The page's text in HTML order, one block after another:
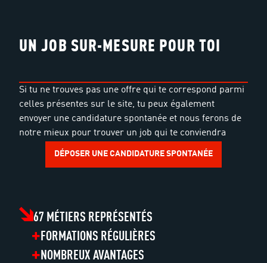
UN JOB SUR-MESURE POUR TOI
Si tu ne trouves pas une offre qui te correspond parmi
celles présentes sur le site, tu peux également
envoyer une candidature spontanée et nous ferons de
notre mieux pour trouver un job qui te conviendra
DÉPOSER UNE CANDIDATURE SPONTANÉE
67 MÉTIERS REPRÉSENTÉS
FORMATIONS RÉGULIÈRES
NOMBREUX AVANTAGES